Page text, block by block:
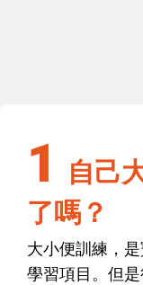
1
自己
了嗎？
大小便訓練，
學習項目。但